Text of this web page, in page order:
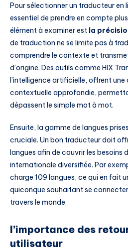
Pour sélectionner un traducteur en
essentiel de prendre en compte
élément à examiner est la
de traduction ne se limite pas à
comprendre le contexte et
d’origine. Des outils comme HIX
l’intelligence artificielle, offrent une
contextuelle approfondie,
dépassent le simple mot à mot.
Ensuite, la gamme de langues
cruciale. Un bon traducteur doit
langues afin de couvrir les besoins
internationale diversifiée. Par
charge 109 langues, ce qui en fait
quiconque souhaitant se
travers le monde.
l’importance des
utilisateur